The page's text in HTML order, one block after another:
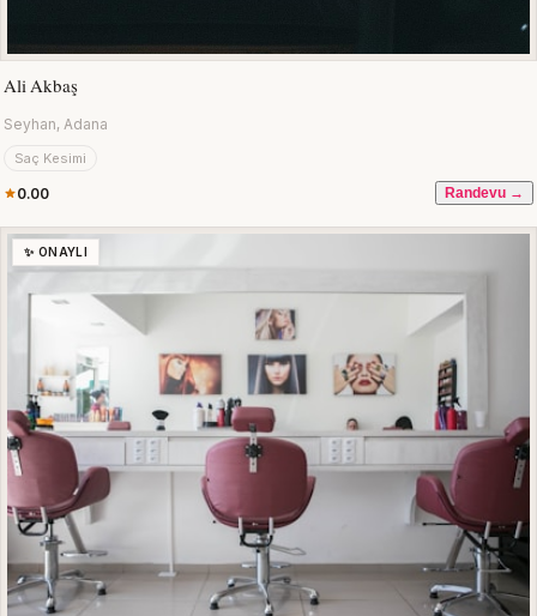
Ali Akbaş
Seyhan, Adana
Saç Kesimi
0.00 Randevu →
✨ ONAYLI